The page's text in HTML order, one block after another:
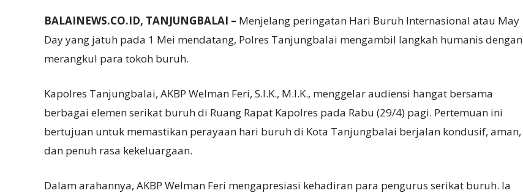
BALAINEWS.CO.ID, TANJUNGBALAI – Menjelang peringatan Hari Buruh Internasional atau May
Day yang jatuh pada 1 Mei mendatang, Polres Tanjungbalai mengambil langkah humanis dengan
merangkul para tokoh buruh.
Kapolres Tanjungbalai, AKBP Welman Feri, S.I.K., M.I.K., menggelar audiensi hangat bersama
berbagai elemen serikat buruh di Ruang Rapat Kapolres pada Rabu (29/4) pagi. Pertemuan ini
bertujuan untuk memastikan perayaan hari buruh di Kota Tanjungbalai berjalan kondusif, aman,
dan penuh rasa kekeluargaan.
Dalam arahannya, AKBP Welman Feri mengapresiasi kehadiran para pengurus serikat buruh. Ia